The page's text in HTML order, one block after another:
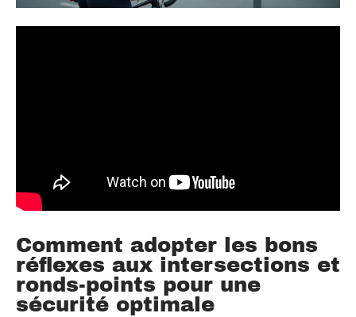
Comment adopter les bons
réflexes aux intersections et
ronds-points pour une
sécurité optimale